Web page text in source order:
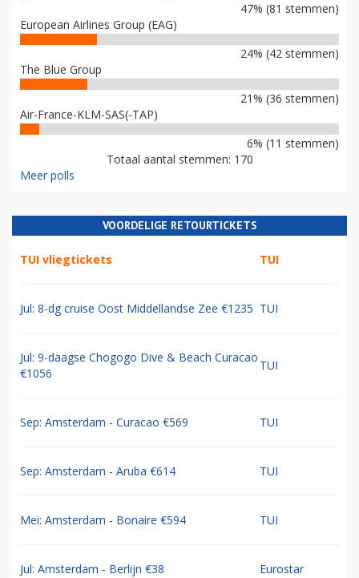
47% (81 stemmen)
European Airlines Group (EAG)
24% (42 stemmen)
The Blue Group
21% (36 stemmen)
Air-France-KLM-SAS(-TAP)
6% (11 stemmen)
Totaal aantal stemmen: 170
Meer polls
VOORDELIGE RETOURTICKETS
TUI vliegtickets TUI
Jul: 8-dg cruise Oost Middellandse Zee €1235 TUI
Jul: 9-daagse Chogogo Dive & Beach Curacao
€1056
TUI
Sep: Amsterdam - Curacao €569 TUI
Sep: Amsterdam - Aruba €614 TUI
Mei: Amsterdam - Bonaire €594 TUI
Jul: Amsterdam - Berlijn €38 Eurostar